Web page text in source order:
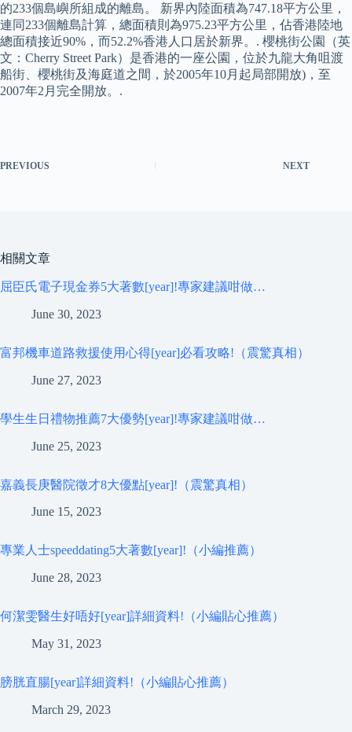
的233個島嶼所組成的離島。 新界內陸面積為747.18平方公里，
連同233個離島計算，總面積則為975.23平方公里，佔香港陸地
總面積接近90%，而52.2%香港人口居於新界。. 櫻桃街公園（英
文：Cherry Street Park）是香港的一座公園，位於九龍大角咀渡
船街、櫻桃街及海庭道之間，於2005年10月起局部開放)，至
2007年2月完全開放。.
PREVIOUS NEXT
相關文章
屈臣氏電子現金券5大著數[year]!專家建議咁做…
June 30, 2023
富邦機車道路救援使用心得[year]必看攻略!（震驚真相）
June 27, 2023
學生生日禮物推薦7大優勢[year]!專家建議咁做…
June 25, 2023
嘉義長庚醫院徵才8大優點[year]!（震驚真相）
June 15, 2023
專業人士speeddating5大著數[year]!（小編推薦）
June 28, 2023
何潔雯醫生好唔好[year]詳細資料!（小編貼心推薦）
May 31, 2023
膀胱直腸[year]詳細資料!（小編貼心推薦）
March 29, 2023